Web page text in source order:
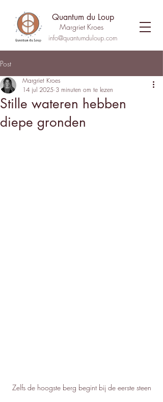
Quantum du Loup
Margriet Kroes
info@quantumduloup.com
Post
Stille wateren hebben
diepe gronden
Margriet Kroes
14 jul 2025 3 minuten om te lezen
Zelfs de hoogste berg begint bij de eerste steen